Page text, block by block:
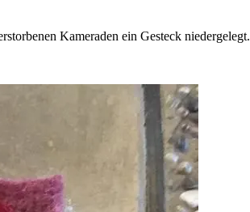
Kameraden ein Gesteck niedergelegt.